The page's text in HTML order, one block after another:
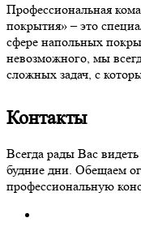
Профессиональная
покрытия» – это
сфере напольных
невозможного, мы
сложных задач, с
Контакты
Всегда рады Вас
будние дни. Обещаем
профессиональную